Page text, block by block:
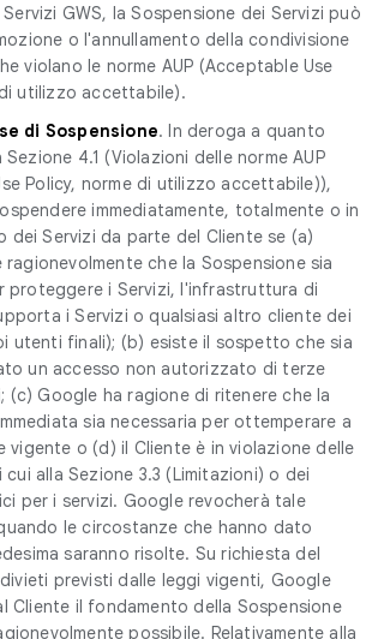
GWS, la Sospensione dei Servizi può
o l'annullamento della condivisione
violano le norme AUP (Acceptable Use
utilizzo accettabile).
di Sospensione. In deroga a quanto
4.1 (Violazioni delle norme AUP
Policy, norme di utilizzo accettabile)),
immediatamente, totalmente o in
dei Servizi da parte del Cliente se (a)
che la Sospensione sia
proteggere i Servizi, l'infrastruttura di
i Servizi o qualsiasi altro cliente dei
utenti finali); (b) esiste il sospetto che sia
un accesso non autorizzato di terze
(c) Google ha ragione di ritenere che la
sia necessaria per ottemperare a
vigente o (d) il Cliente è in violazione delle
alla Sezione 3.3 (Limitazioni) o dei
per i servizi. Google revocherà tale
le circostanze che hanno dato
saranno risolte. Su richiesta del
previsti dalle leggi vigenti, Google
Cliente il fondamento della Sospensione
possibile. Relativamente alla